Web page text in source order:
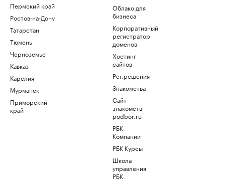
Пермский край
Ростов-на-Дону
Татарстан
Тюмень
Черноземье
Кавказ
Карелия
Мурманск
Приморский
край
Облако для
бизнеса
Корпоративный
регистратор
доменов
Хостинг
сайтов
Рег.решения
Знакомства
Сайт
знакомств
podbor.ru
РБК
Компании
РБК Курсы
Школа
управления
РБК